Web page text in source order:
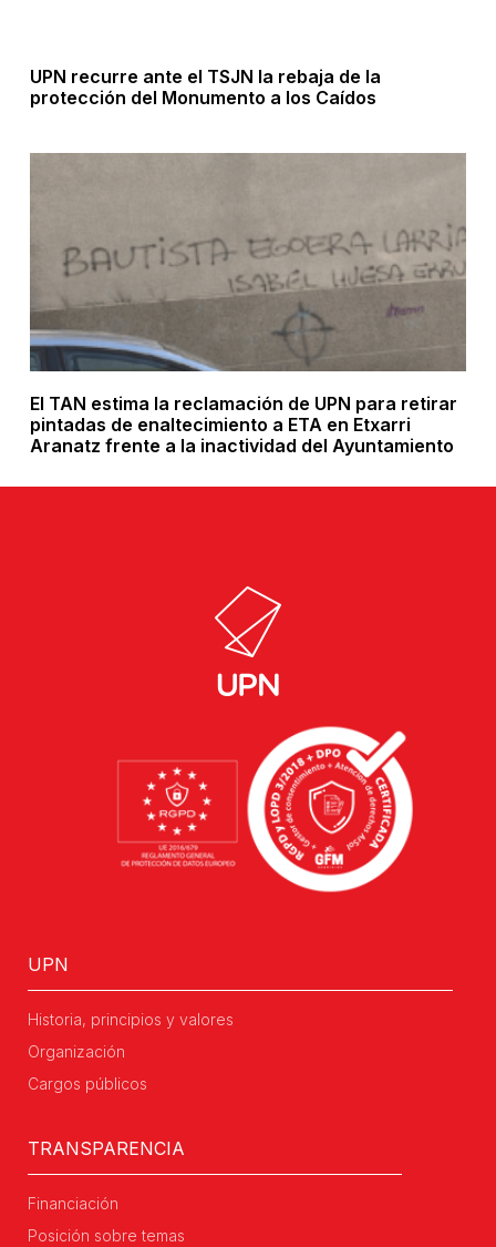
UPN recurre ante el TSJN la rebaja de la
protección del Monumento a los Caídos
El TAN estima la reclamación de UPN para retirar
pintadas de enaltecimiento a ETA en Etxarri
Aranatz frente a la inactividad del Ayuntamiento
UPN
Historia, principios y valores
Organización
Cargos públicos
TRANSPARENCIA
Financiación
Posición sobre temas